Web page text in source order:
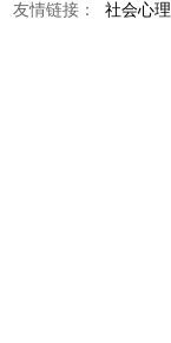
友情链接： 社会心